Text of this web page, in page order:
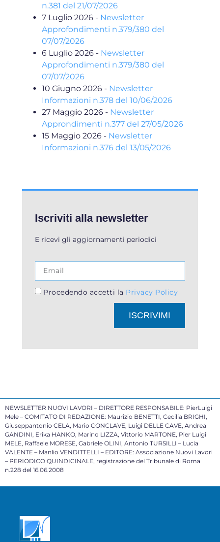
n.381 del 21/07/2026
7 Luglio 2026 - Newsletter
Approfondimenti n.379/380 del
07/07/2026
6 Luglio 2026 - Newsletter
Approfondimenti n.379/380 del
07/07/2026
10 Giugno 2026 - Newsletter
Informazioni n.378 del 10/06/2026
27 Maggio 2026 - Newsletter
Approndimenti n.377 del 27/05/2026
15 Maggio 2026 - Newsletter
Informazioni n.376 del 13/05/2026
Iscriviti alla newsletter
E ricevi gli aggiornamenti periodici
Procedendo accetti la Privacy Policy
ISCRIVIMI
NEWSLETTER NUOVI LAVORI – DIRETTORE RESPONSABILE: PierLuigi
Mele – COMITATO DI REDAZIONE: Maurizio BENETTI, Cecilia BRIGHI,
Giuseppantonio CELA, Mario CONCLAVE, Luigi DELLE CAVE, Andrea
GANDINI, Erika HANKO, Marino LIZZA, Vittorio MARTONE, Pier Luigi
MELE, Raffaele MORESE, Gabriele OLINI, Antonio TURSILLI – Lucia
VALENTE – Manlio VENDITTELLI – EDITORE: Associazione Nuovi Lavori
– PERIODICO QUINDICINALE, registrazione del Tribunale di Roma
n.228 del 16.06.2008